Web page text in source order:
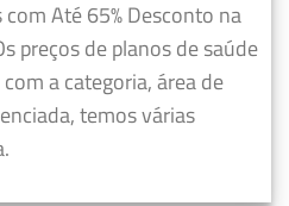
Até 65% Desconto na
preços de planos de saúde
a categoria, área de
temos várias